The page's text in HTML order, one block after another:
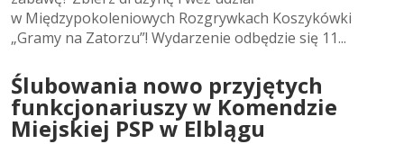
w Międzypokoleniowych Rozgrywkach Koszykówki
„Gramy na Zatorzu”! Wydarzenie odbędzie się 11...
Ślubowania nowo przyjętych
funkcjonariuszy w Komendzie
Miejskiej PSP w Elblągu